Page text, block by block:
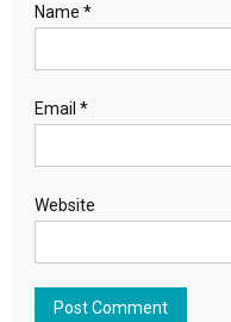
Name *
Email *
Website